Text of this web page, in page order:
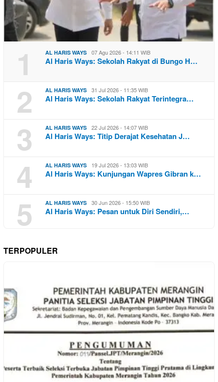
1 AL HARIS WAYS 07 Agu 2026 - 14:11 WIB
Al Haris Ways: Sekolah Rakyat di Bungo H…
2 AL HARIS WAYS 31 Jul 2026 - 11:35 WIB
Al Haris Ways: Sekolah Rakyat Terintegra…
3 AL HARIS WAYS 22 Jul 2026 - 14:07 WIB
Al Haris Ways: Titip Derajat Kesehatan J…
4 AL HARIS WAYS 19 Jul 2026 - 13:03 WIB
Al Haris Ways: Kunjungan Wapres Gibran k…
5 AL HARIS WAYS 30 Jun 2026 - 15:50 WIB
Al Haris Ways: Pesan untuk Diri Sendiri,…
TERPOPULER